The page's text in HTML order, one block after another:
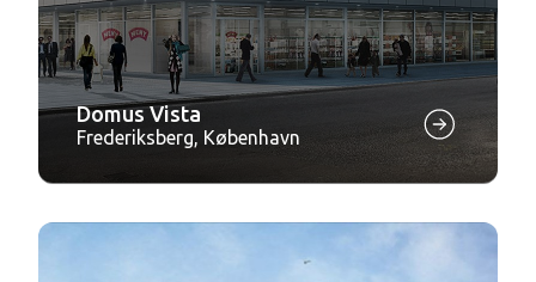
Domus Vista
Frederiksberg, København